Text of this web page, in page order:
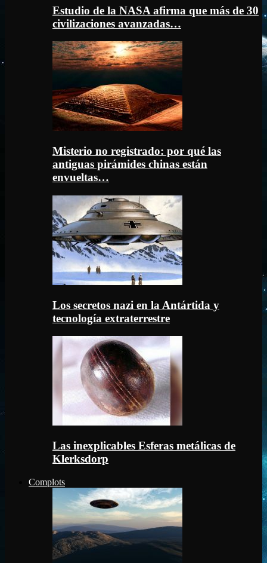
Estudio de la NASA afirma que más de 30
civilizaciones avanzadas…
Misterio no registrado: por qué las
antiguas pirámides chinas están
envueltas…
Los secretos nazi en la Antártida y
tecnología extraterrestre
Las inexplicables Esferas metálicas de
Klerksdorp
Complots